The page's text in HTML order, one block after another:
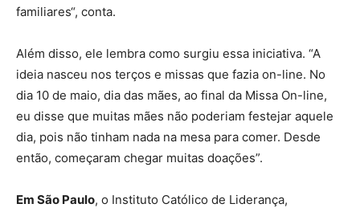
familiares“, conta.
Além disso, ele lembra como surgiu essa iniciativa. “A
ideia nasceu nos terços e missas que fazia on-line. No
dia 10 de maio, dia das mães, ao final da Missa On-line,
eu disse que muitas mães não poderiam festejar aquele
dia, pois não tinham nada na mesa para comer. Desde
então, começaram chegar muitas doações”.
Em São Paulo, o Instituto Católico de Liderança,